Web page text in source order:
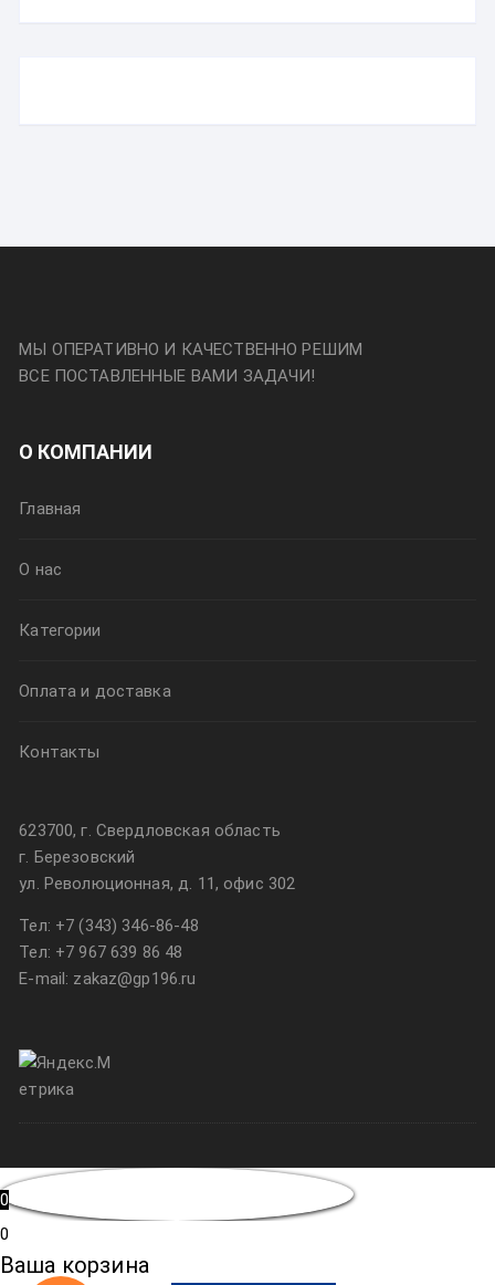
МЫ ОПЕРАТИВНО И КАЧЕСТВЕННО РЕШИМ
ВСЕ ПОСТАВЛЕННЫЕ ВАМИ ЗАДАЧИ!
О КОМПАНИИ
Главная
О нас
Категории
Оплата и доставка
Контакты
623700, г. Свердловская область
г. Березовский
ул. Революционная, д. 11, офис 302
Тел: +7 (343) 346-86-48
Тел: +7 967 639 86 48
E-mail: zakaz@gp196.ru
0
0
Ваша корзина